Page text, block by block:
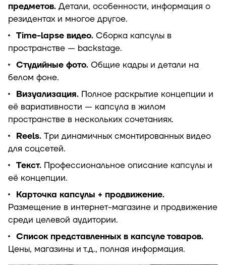
предметов. Детали, особенности, информация о
резидентах и многое другое.
Time-lapse видео. Сборка капсулы в
пространстве — backstage.
Студийные фото. Общие кадры и детали на
белом фоне.
Визуализация. Полное раскрытие концепции и
её вариативности — капсула в жилом
пространстве в нескольких сочетаниях.
Reels. Три динамичных смонтированных видео
для соцсетей.
Текст. Профессиональное описание капсулы и
её концепции.
Карточка капсулы + продвижение.
Размещение в интернет-магазине и продвижение
среди целевой аудитории.
Список представленных в капсуле товаров.
Цены, магазины и т.д., полная информация.